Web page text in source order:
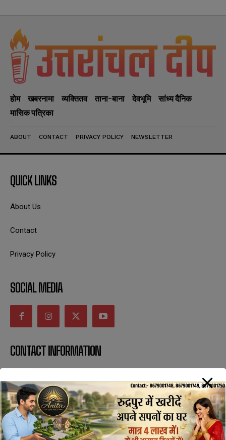
होम खबरनामा व्यक्तितव ताना-बाना देवभूमि
सांध्य दैनिक
मासिक पत्रिका
ABOUT CONTACT PRIVACY POLICY NEWSLETTER
QUICK LINKS
About Us
Contact
Privacy Policy
SOCIAL MEDIA
CONTACT INFORMATION
SUBSCRIBE NOW